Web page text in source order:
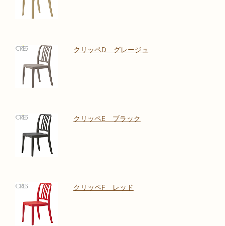
クリッペD グレージュ
クリッペE ブラック
クリッペF レッド